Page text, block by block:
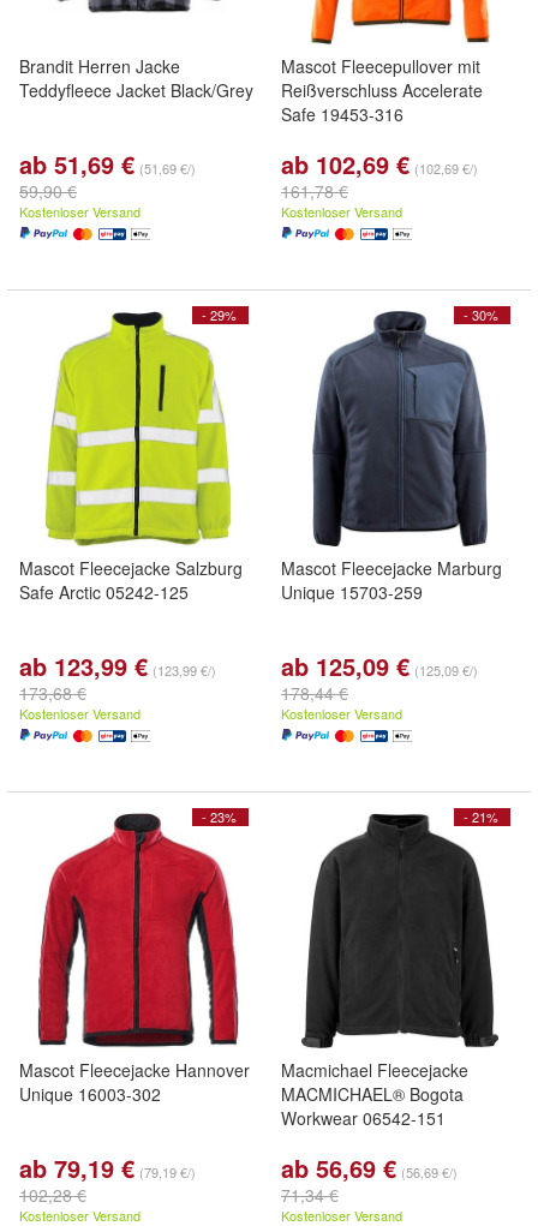
Brandit Herren Jacke
Teddyfleece Jacket Black/Grey
ab 51,69 € (51,69 €/)
59,90 €
Kostenloser Versand
Mascot Fleecepullover mit
Reißverschluss Accelerate
Safe 19453-316
ab 102,69 € (102,69 €/)
161,78 €
Kostenloser Versand
- 29%
Mascot Fleecejacke Salzburg
Safe Arctic 05242-125
ab 123,99 € (123,99 €/)
173,68 €
Kostenloser Versand
- 30%
Mascot Fleecejacke Marburg
Unique 15703-259
ab 125,09 € (125,09 €/)
178,44 €
Kostenloser Versand
- 23%
Mascot Fleecejacke Hannover
Unique 16003-302
ab 79,19 € (79,19 €/)
102,28 €
Kostenloser Versand
- 21%
Macmichael Fleecejacke
MACMICHAEL® Bogota
Workwear 06542-151
ab 56,69 € (56,69 €/)
71,34 €
Kostenloser Versand